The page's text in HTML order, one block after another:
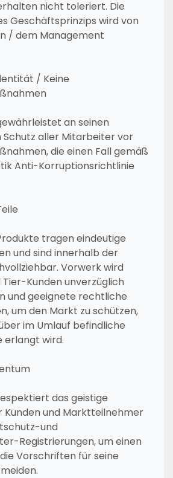
nicht toleriert. Die
Geschäftsprinzips wird von
/ dem Management
/ Keine
an seinen
aller Mitarbeiter vor
die einen Fall gemäß
Anti-Korruptionsrichtlinie
tragen eindeutige
und sind innerhalb der
Vorwerk wird
Tier-Kunden unverzüglich
und geeignete rechtliche
um den Markt zu schützen,
im Umlauf befindliche
erlangt wird.
das geistige
Kunden und Marktteilnehmer
und
Registrierungen, um einen
Vorschriften für seine